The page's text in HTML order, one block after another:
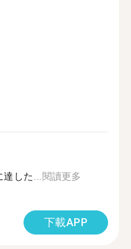
達した...閱讀更多
下載APP